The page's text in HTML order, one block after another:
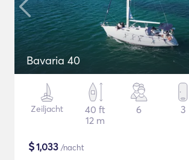
Bavaria 40
Zeiljacht
40 ft
12 m
6 3
$1,033 /nacht